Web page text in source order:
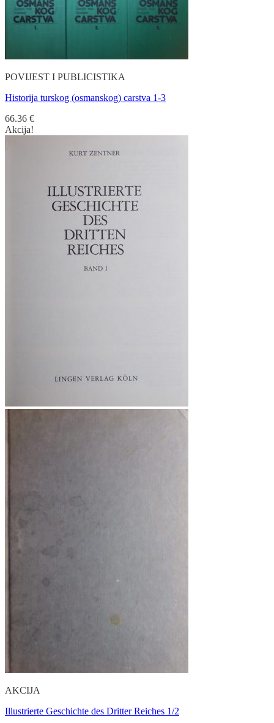
POVIJEST I PUBLICISTIKA
Historija turskog (osmanskog) carstva 1-3
66.36 €
Akcija!
AKCIJA
Illustrierte Geschichte des Dritter Reiches 1/2